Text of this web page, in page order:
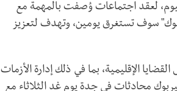
لعقد اجتماعات وُصفت بالمهمة مع
سوف تستغرق يومين، وتهدف لتعزيز
الإقليمية، بما في ذلك إدارة الأزمات
محادثات في جدة يوم غد الثلاثاء مع